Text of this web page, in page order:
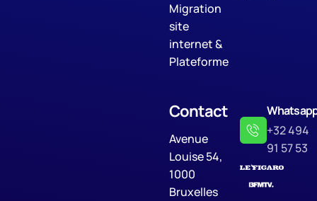
Migration
site
internet &
Plateforme
Contact
Avenue
Louise 54,
1000
Bruxelles
+32 494
91 57 53